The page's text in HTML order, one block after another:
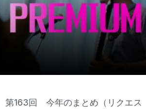
第163回 今年のまとめ（リクエス